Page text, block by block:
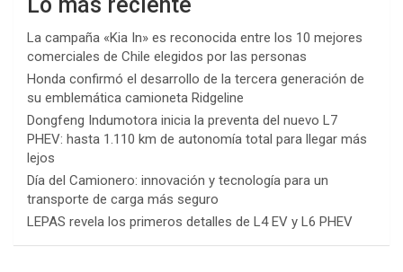
Lo más reciente
La campaña «Kia In» es reconocida entre los 10 mejores
comerciales de Chile elegidos por las personas
Honda confirmó el desarrollo de la tercera generación de
su emblemática camioneta Ridgeline
Dongfeng Indumotora inicia la preventa del nuevo L7
PHEV: hasta 1.110 km de autonomía total para llegar más
lejos
Día del Camionero: innovación y tecnología para un
transporte de carga más seguro
LEPAS revela los primeros detalles de L4 EV y L6 PHEV